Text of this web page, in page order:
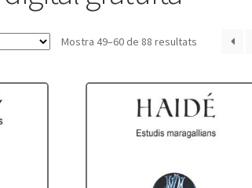
Mostra 49–60 de 88 resultats